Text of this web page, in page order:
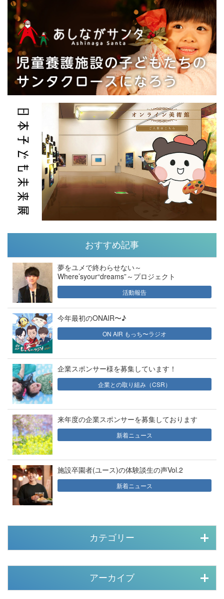
おすすめ記事
夢をユメで終わらせない～
Where’syour“dreams”～プロジェクト
活動報告
今年最初のONAIR〜♪
ON AIR もっち〜ラジオ
企業スポンサー様を募集しています！
企業との取り組み（CSR）
来年度の企業スポンサーを募集しております
新着ニュース
施設卒園者(ユース)の体験談生の声Vol.2
新着ニュース
カテゴリー
アーカイブ